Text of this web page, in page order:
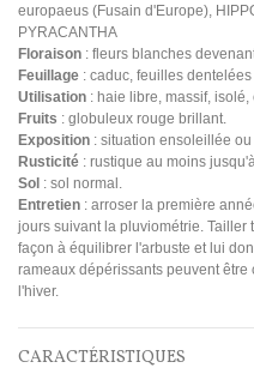
europaeus (Fusain d'Europe),
PYRACANTHA
Floraison : fleurs blanches
Feuillage : caduc, feuilles
Utilisation : haie libre, massif,
Fruits : globuleux rouge brillant.
Exposition : situation ensoleillée
Rusticité : rustique au moins
Sol : sol normal.
Entretien : arroser la première
jours suivant la pluviométrie. Tailler
façon à équilibrer l'arbuste et lui
rameaux dépérissants peuvent
l'hiver.
CARACTÉRISTIQUES